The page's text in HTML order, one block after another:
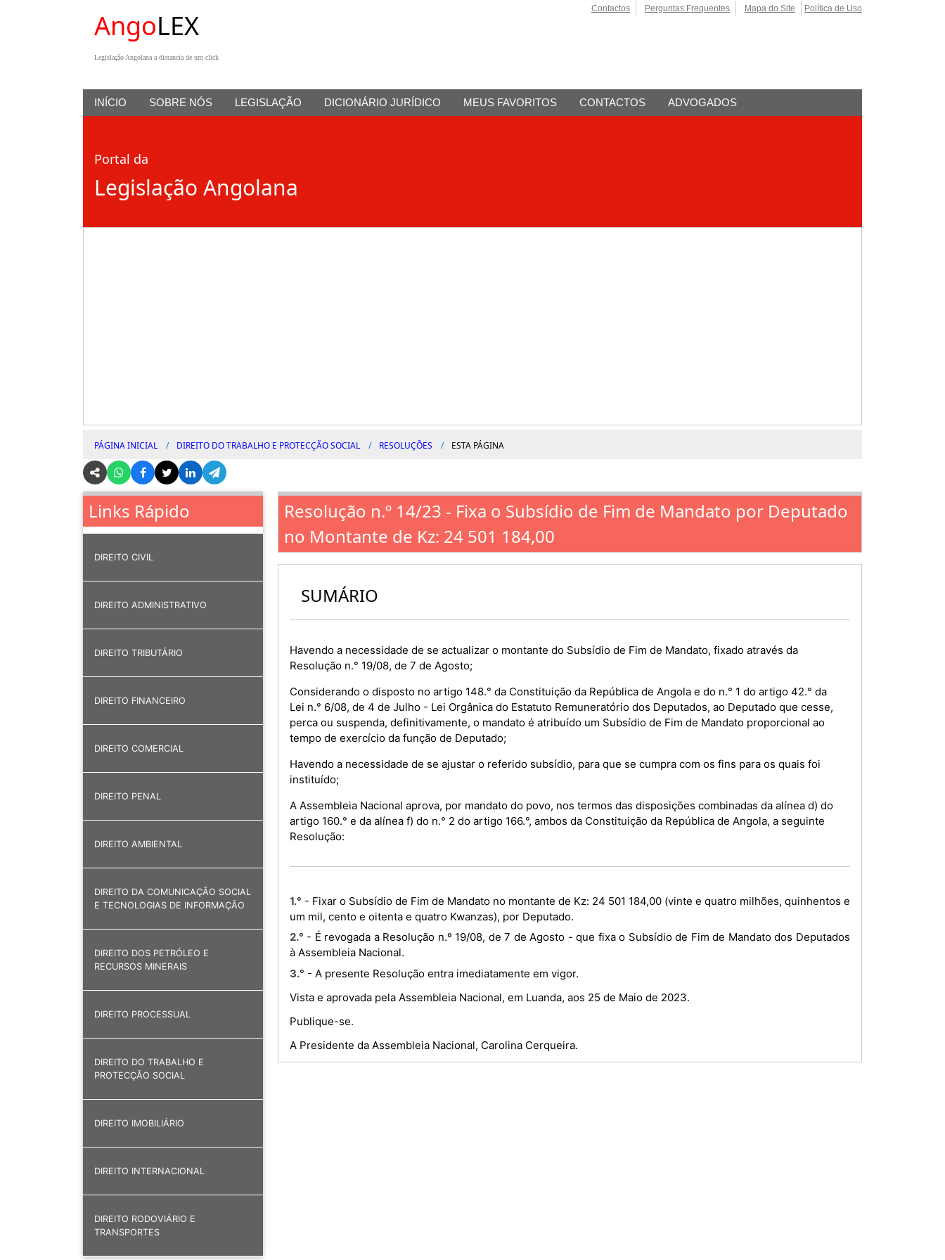
AngoLEX
Legislação Angolana a distancia de um click
Contactos Perguntas Frequentes Mapa do Site Política de Uso
INÍCIO SOBRE NÓS LEGISLAÇÃO DICIONÁRIO JURÍDICO MEUS FAVORITOS CONTACTOS ADVOGADOS
Portal da
Legislação Angolana
PÁGINA INICIAL DIREITO DO TRABALHO E PROTECÇÃO SOCIAL RESOLUÇÕES ESTA PÁGINA
Links Rápido
DIREITO CIVIL
DIREITO ADMINISTRATIVO
DIREITO TRIBUTÁRIO
DIREITO FINANCEIRO
DIREITO COMERCIAL
DIREITO PENAL
DIREITO AMBIENTAL
DIREITO DA COMUNICAÇÃO SOCIAL
E TECNOLOGIAS DE INFORMAÇÃO
DIREITO DOS PETRÓLEO E
RECURSOS MINERAIS
DIREITO PROCESSUAL
DIREITO DO TRABALHO E
PROTECÇÃO SOCIAL
DIREITO IMOBILIÁRIO
DIREITO INTERNACIONAL
DIREITO RODOVIÁRIO E
TRANSPORTES
Resolução n.º 14/23 - Fixa o Subsídio de Fim de Mandato por Deputado
no Montante de Kz: 24 501 184,00
SUMÁRIO
Havendo a necessidade de se actualizar o montante do Subsídio de Fim de Mandato, fixado através da
Resolução n.° 19/08, de 7 de Agosto;
Considerando o disposto no artigo 148.° da Constituição da República de Angola e do n.° 1 do artigo 42.° da
Lei n.° 6/08, de 4 de Julho - Lei Orgânica do Estatuto Remuneratório dos Deputados, ao Deputado que cesse,
perca ou suspenda, definitivamente, o mandato é atribuído um Subsídio de Fim de Mandato proporcional ao
tempo de exercício da função de Deputado;
Havendo a necessidade de se ajustar o referido subsídio, para que se cumpra com os fins para os quais foi
instituído;
A Assembleia Nacional aprova, por mandato do povo, nos termos das disposições combinadas da alínea d) do
artigo 160.° e da alínea f) do n.° 2 do artigo 166.°, ambos da Constituição da República de Angola, a seguinte
Resolução:
1.° - Fixar o Subsídio de Fim de Mandato no montante de Kz: 24 501 184,00 (vinte e quatro milhões, quinhentos e
um mil, cento e oitenta e quatro Kwanzas), por Deputado.
2.° - É revogada a Resolução n.º 19/08, de 7 de Agosto - que fixa o Subsídio de Fim de Mandato dos Deputados
à Assembleia Nacional.
3.° - A presente Resolução entra imediatamente em vigor.
Vista e aprovada pela Assembleia Nacional, em Luanda, aos 25 de Maio de 2023.
Publique-se.
A Presidente da Assembleia Nacional, Carolina Cerqueira.